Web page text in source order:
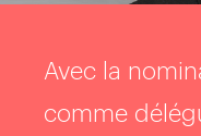
Avec la
comme